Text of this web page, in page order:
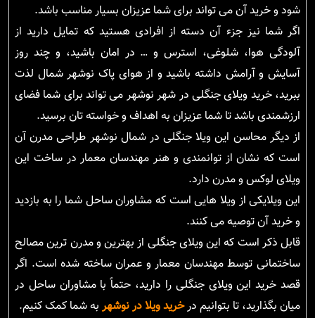
شود و خرید آن می تواند برای شما عزیزان بسیار مناسب باشد.
اگر شما نیز جزء آن دسته از افرادی هستید که تمایل دارید از
آلودگی هوا، شلوغی، استرس و … در امان باشید، و چند روز
آسایش و آرامش داشته باشید و از هوای پاک نوشهر شمال لذت
ببرید، خرید ویلای جنگلی در شهر نوشهر می تواند برای شما فضای
ارزشمندی باشد تا شما عزیزان به اهداف و خواسته تان برسید.
از دیگر محاسن این ویلا جنگلی در شمال نوشهر طراحی مدرن آن
است که نشان از توانمندی و هنر مهندسان معمار در ساخت این
ویلای لوکس و مدرن دارد.
این ویلایکی از ویلا هایی است که مشاوران ساحل شما را به بازدید
و خرید آن توصیه می کنند.
قابل ذکر است که این ویلای جنگلی از بهترین و مدرن ترین مصالح
ساختمانی توسط مهندسان معمار و عمران ساخته شده است. اگر
قصد خرید این ویلای جنگلی را دارید، حتماً با مشاوران ساحل در
میان بگذارید، تا بتوانیم درخرید ویلا در نوشهر به شما کمک کنیم.